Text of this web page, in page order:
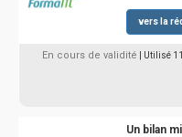
vers la
En cours de validité | Utilisé
Un bilan